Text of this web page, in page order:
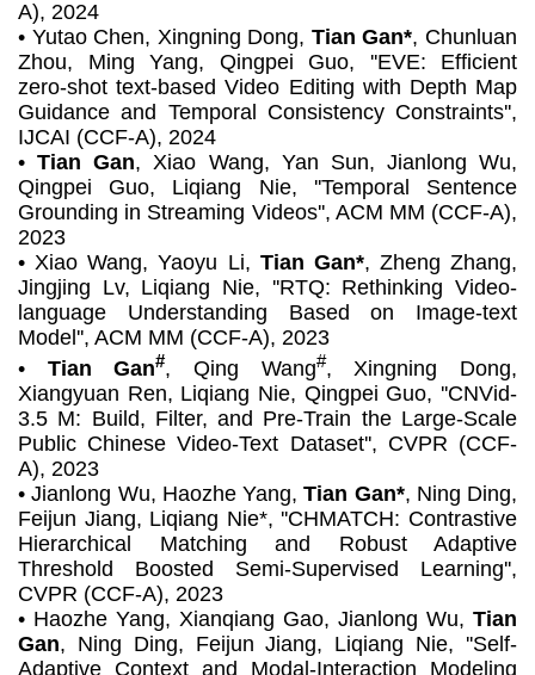
A), 2024
• Yutao Chen, Xingning Dong, Tian Gan*, Chunluan
Zhou, Ming Yang, Qingpei Guo, ''EVE: Efficient
zero-shot text-based Video Editing with Depth Map
Guidance and Temporal Consistency Constraints'',
IJCAI (CCF-A), 2024
•Tian Gan, Xiao Wang, Yan Sun, Jianlong Wu,
Qingpei Guo, Liqiang Nie, ''Temporal Sentence
Grounding in Streaming Videos'', ACM MM (CCF-A),
2023
•Xiao Wang, Yaoyu Li, Tian Gan*, Zheng Zhang,
Jingjing Lv, Liqiang Nie, ''RTQ: Rethinking Video-
language Understanding Based on Image-text
Model'', ACM MM (CCF-A), 2023
• Tian Gan#, Qing Wang#, Xingning Dong,
Xiangyuan Ren, Liqiang Nie, Qingpei Guo, ''CNVid-
3.5 M: Build, Filter, and Pre-Train the Large-Scale
Public Chinese Video-Text Dataset'', CVPR (CCF-
A), 2023
•Jianlong Wu, Haozhe Yang,Tian Gan*, Ning Ding,
Feijun Jiang, Liqiang Nie*, ''CHMATCH: Contrastive
Hierarchical Matching and Robust Adaptive
Threshold Boosted Semi-Supervised Learning'',
CVPR (CCF-A), 2023
• Haozhe Yang, Xianqiang Gao, Jianlong Wu, Tian
Gan, Ning Ding, Feijun Jiang, Liqiang Nie, ''Self-
Adaptive Context and Modal-Interaction Modeling